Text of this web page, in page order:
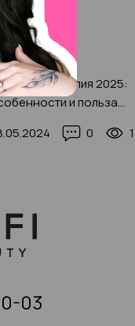
2025:
и польза
для терапии
0
03